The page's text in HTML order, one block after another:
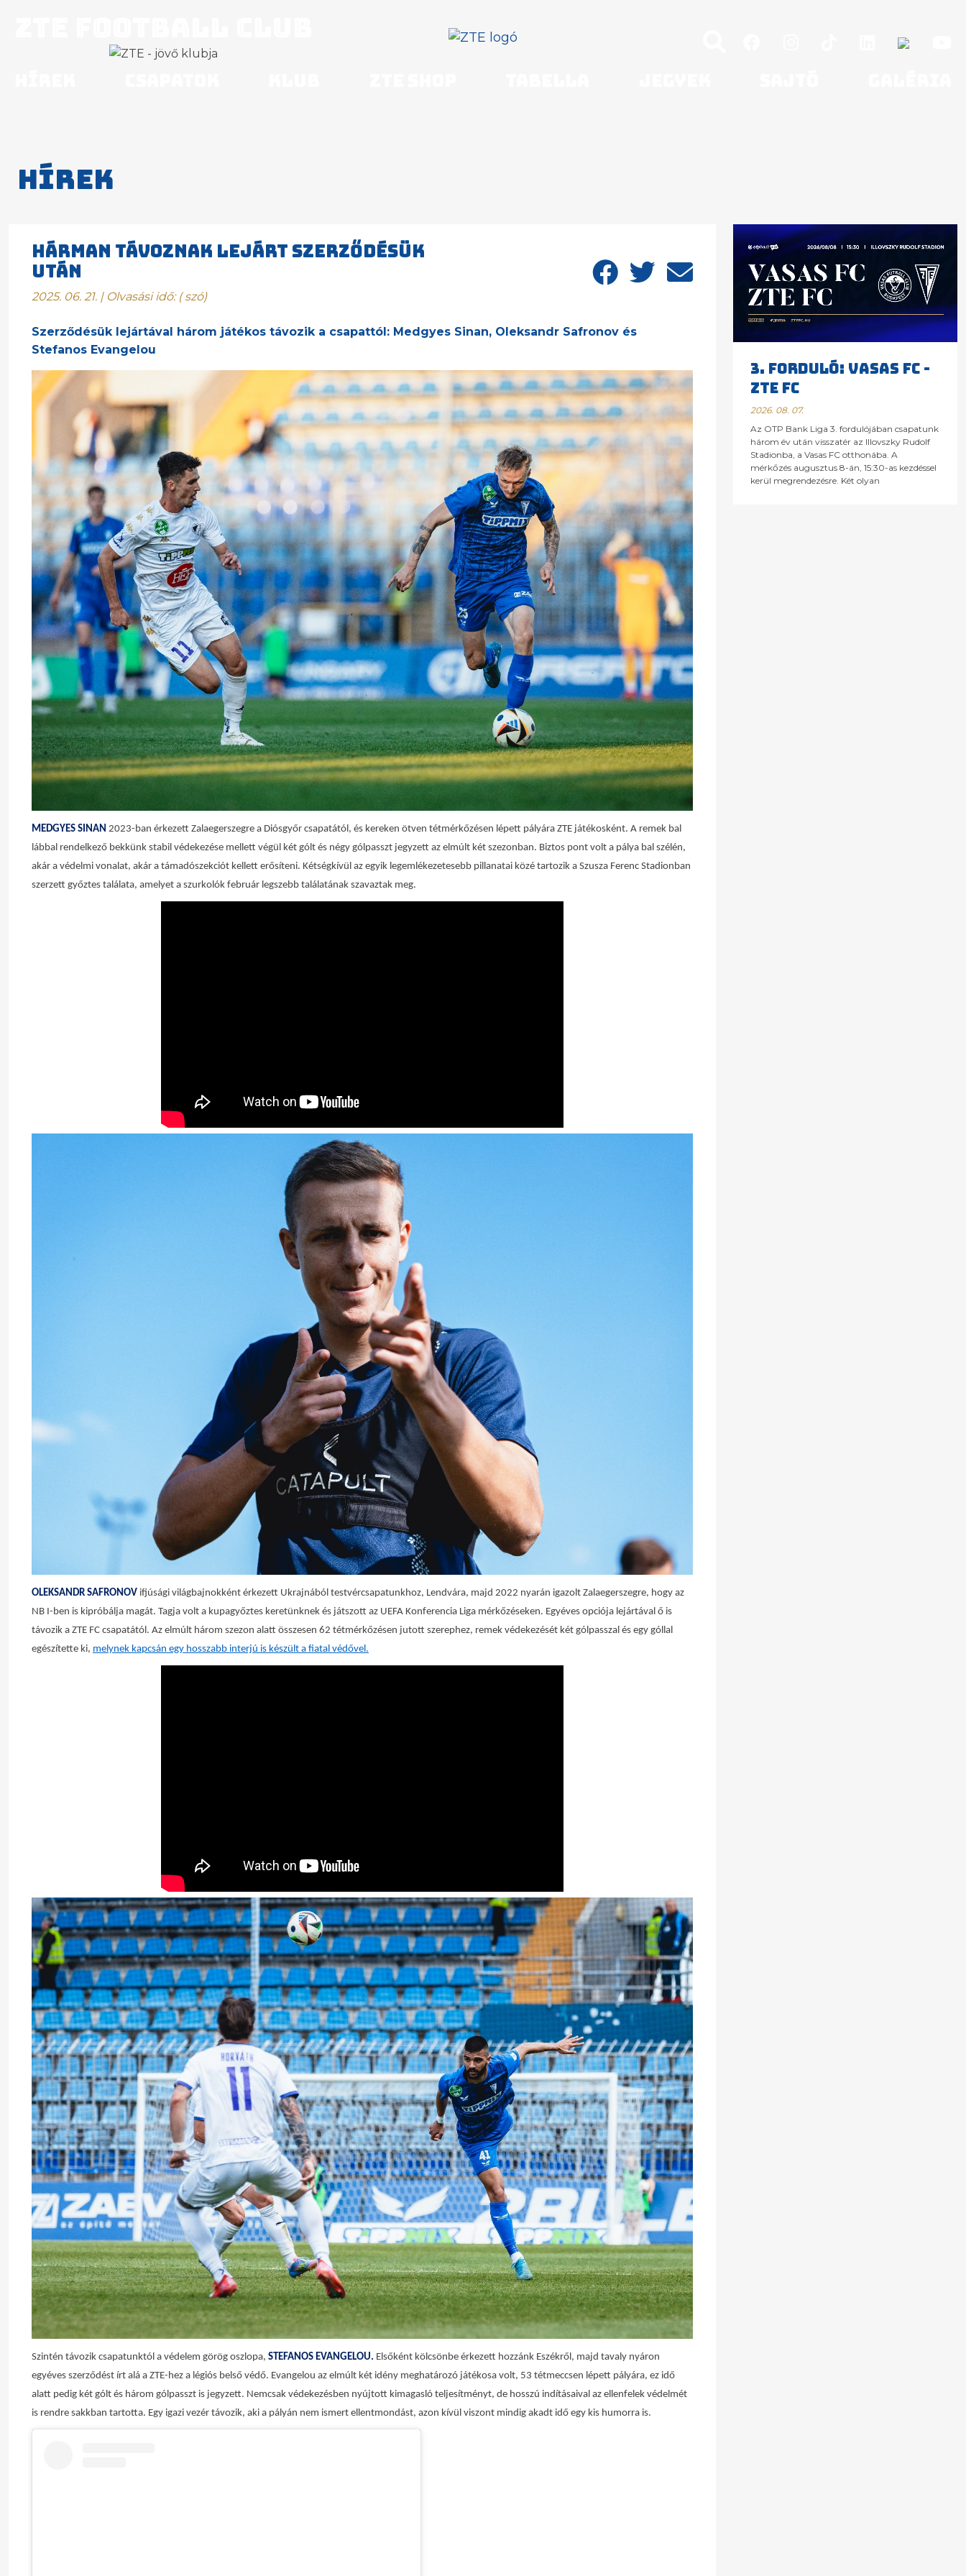
Hírek
HÁRMAN TÁVOZNAK LEJÁRT SZERZŐDÉSÜK
UTÁN
2025. 06. 21. | Olvasási idő: (szó)
Szerződésük lejártával három játékos távozik a csapattól: Medgyes Sinan, Oleksandr Safronov és
Stefanos Evangelou
MEDGYES SINAN 2023-ban érkezett Zalaegerszegre a Diósgyőr csapatától, és kereken ötven tétmérkőzésen lépett pályára ZTE játékosként. A remek bal
lábbal rendelkező bekkünk stabil védekezése mellett végül két gólt és négy gólpasszt jegyzett az elmúlt két szezonban. Biztos pont volt a pálya bal szélén,
akár a védelmi vonalat, akár a támadószekciót kellett erősíteni. Kétségkívül az egyik legemlékezetesebb pillanatai közé tartozik a Szusza Ferenc Stadionban
szerzett győztes találata, amelyet a szurkolók február legszebb találatának szavaztak meg.
OLEKSANDR SAFRONOV ifjúsági világbajnokként érkezett Ukrajnából testvércsapatunkhoz, Lendvára, majd 2022 nyarán igazolt Zalaegerszegre, hogy az
NB I-ben is kipróbálja magát. Tagja volt a kupagyőztes keretünknek és játszott az UEFA Konferencia Liga mérkőzéseken. Egyéves opciója lejártával ő is
távozik a ZTE FC csapatától. Az elmúlt három szezon alatt összesen 62 tétmérkőzésen jutott szerephez, remek védekezését két gólpasszal és egy góllal
egészítette ki, melynek kapcsán egy hosszabb interjú is készült a fiatal védővel.
Szintén távozik csapatunktól a védelem görög oszlopa, STEFANOS EVANGELOU. Elsőként kölcsönbe érkezett hozzánk Eszékről, majd tavaly nyáron
egyéves szerződést írt alá a ZTE-hez a légiós belső védő. Evangelou az elmúlt két idény meghatározó játékosa volt, 53 tétmeccsen lépett pályára, ez idő
alatt pedig két gólt és három gólpasszt is jegyzett. Nemcsak védekezésben nyújtott kimagasló teljesítményt, de hosszú indításaival az ellenfelek védelmét
is rendre sakkban tartotta. Egy igazi vezér távozik, aki a pályán nem ismert ellentmondást, azon kívül viszont mindig akadt idő egy kis humorra is.
3. FORDULÓ: VASAS FC -
ZTE FC
2026. 08. 07.
Az OTP Bank Liga 3. fordulójában csapatunk
három év után visszatér az Illovszky Rudolf
Stadionba, a Vasas FC otthonába. A
mérkőzés augusztus 8-án, 15:30-as kezdéssel
kerül megrendezésre. Két olyan